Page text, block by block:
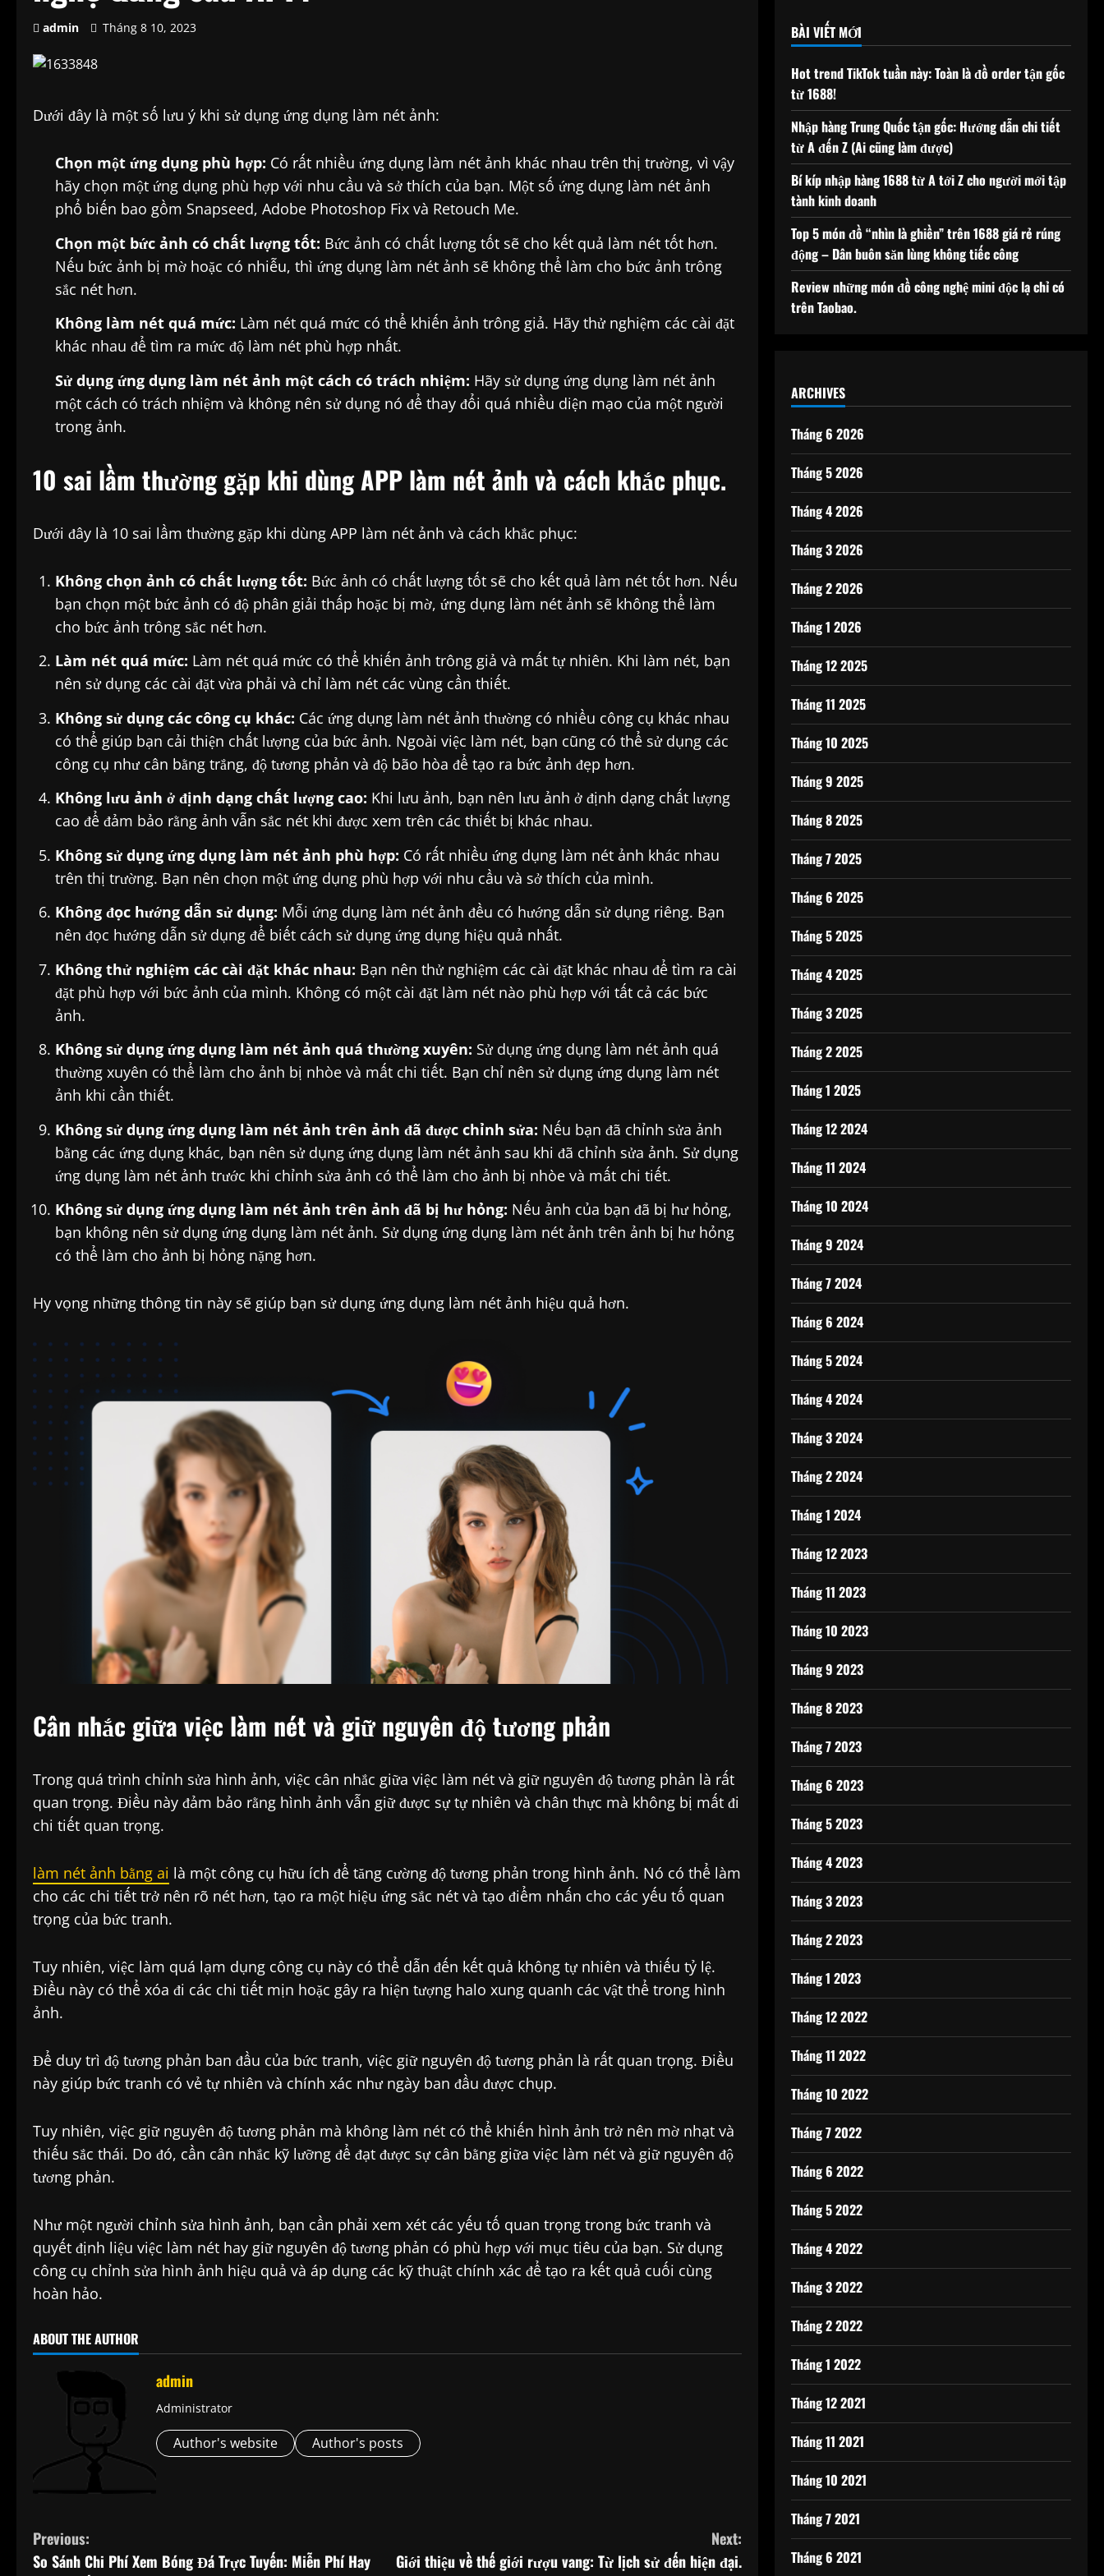
admin Tháng 8 10, 2023
Dưới đây là một số lưu ý khi sử dụng ứng dụng làm nét ảnh:
Chọn một ứng dụng phù hợp: Có rất nhiều ứng dụng làm nét ảnh khác nhau trên thị trường, vì vậy
hãy chọn một ứng dụng phù hợp với nhu cầu và sở thích của bạn. Một số ứng dụng làm nét ảnh
phổ biến bao gồm Snapseed, Adobe Photoshop Fix và Retouch Me.
Chọn một bức ảnh có chất lượng tốt: Bức ảnh có chất lượng tốt sẽ cho kết quả làm nét tốt hơn.
Nếu bức ảnh bị mờ hoặc có nhiễu, thì ứng dụng làm nét ảnh sẽ không thể làm cho bức ảnh trông
sắc nét hơn.
Không làm nét quá mức: Làm nét quá mức có thể khiến ảnh trông giả. Hãy thử nghiệm các cài đặt
khác nhau để tìm ra mức độ làm nét phù hợp nhất.
Sử dụng ứng dụng làm nét ảnh một cách có trách nhiệm: Hãy sử dụng ứng dụng làm nét ảnh
một cách có trách nhiệm và không nên sử dụng nó để thay đổi quá nhiều diện mạo của một người
trong ảnh.
10 sai lầm thường gặp khi dùng APP làm nét ảnh và cách khắc phục.
Dưới đây là 10 sai lầm thường gặp khi dùng APP làm nét ảnh và cách khắc phục:
Không chọn ảnh có chất lượng tốt: Bức ảnh có chất lượng tốt sẽ cho kết quả làm nét tốt hơn. Nếu
bạn chọn một bức ảnh có độ phân giải thấp hoặc bị mờ, ứng dụng làm nét ảnh sẽ không thể làm
cho bức ảnh trông sắc nét hơn.
Làm nét quá mức: Làm nét quá mức có thể khiến ảnh trông giả và mất tự nhiên. Khi làm nét, bạn
nên sử dụng các cài đặt vừa phải và chỉ làm nét các vùng cần thiết.
Không sử dụng các công cụ khác: Các ứng dụng làm nét ảnh thường có nhiều công cụ khác nhau
có thể giúp bạn cải thiện chất lượng của bức ảnh. Ngoài việc làm nét, bạn cũng có thể sử dụng các
công cụ như cân bằng trắng, độ tương phản và độ bão hòa để tạo ra bức ảnh đẹp hơn.
Không lưu ảnh ở định dạng chất lượng cao: Khi lưu ảnh, bạn nên lưu ảnh ở định dạng chất lượng
cao để đảm bảo rằng ảnh vẫn sắc nét khi được xem trên các thiết bị khác nhau.
Không sử dụng ứng dụng làm nét ảnh phù hợp: Có rất nhiều ứng dụng làm nét ảnh khác nhau
trên thị trường. Bạn nên chọn một ứng dụng phù hợp với nhu cầu và sở thích của mình.
Không đọc hướng dẫn sử dụng: Mỗi ứng dụng làm nét ảnh đều có hướng dẫn sử dụng riêng. Bạn
nên đọc hướng dẫn sử dụng để biết cách sử dụng ứng dụng hiệu quả nhất.
Không thử nghiệm các cài đặt khác nhau: Bạn nên thử nghiệm các cài đặt khác nhau để tìm ra cài
đặt phù hợp với bức ảnh của mình. Không có một cài đặt làm nét nào phù hợp với tất cả các bức
ảnh.
Không sử dụng ứng dụng làm nét ảnh quá thường xuyên: Sử dụng ứng dụng làm nét ảnh quá
thường xuyên có thể làm cho ảnh bị nhòe và mất chi tiết. Bạn chỉ nên sử dụng ứng dụng làm nét
ảnh khi cần thiết.
Không sử dụng ứng dụng làm nét ảnh trên ảnh đã được chỉnh sửa: Nếu bạn đã chỉnh sửa ảnh
bằng các ứng dụng khác, bạn nên sử dụng ứng dụng làm nét ảnh sau khi đã chỉnh sửa ảnh. Sử dụng
ứng dụng làm nét ảnh trước khi chỉnh sửa ảnh có thể làm cho ảnh bị nhòe và mất chi tiết.
Không sử dụng ứng dụng làm nét ảnh trên ảnh đã bị hư hỏng: Nếu ảnh của bạn đã bị hư hỏng,
bạn không nên sử dụng ứng dụng làm nét ảnh. Sử dụng ứng dụng làm nét ảnh trên ảnh bị hư hỏng
có thể làm cho ảnh bị hỏng nặng hơn.
Hy vọng những thông tin này sẽ giúp bạn sử dụng ứng dụng làm nét ảnh hiệu quả hơn.
Cân nhắc giữa việc làm nét và giữ nguyên độ tương phản
Trong quá trình chỉnh sửa hình ảnh, việc cân nhắc giữa việc làm nét và giữ nguyên độ tương phản là rất
quan trọng. Điều này đảm bảo rằng hình ảnh vẫn giữ được sự tự nhiên và chân thực mà không bị mất đi
chi tiết quan trọng.
làm nét ảnh bằng ai là một công cụ hữu ích để tăng cường độ tương phản trong hình ảnh. Nó có thể làm
cho các chi tiết trở nên rõ nét hơn, tạo ra một hiệu ứng sắc nét và tạo điểm nhấn cho các yếu tố quan
trọng của bức tranh.
Tuy nhiên, việc làm quá lạm dụng công cụ này có thể dẫn đến kết quả không tự nhiên và thiếu tỷ lệ.
Điều này có thể xóa đi các chi tiết mịn hoặc gây ra hiện tượng halo xung quanh các vật thể trong hình
ảnh.
Để duy trì độ tương phản ban đầu của bức tranh, việc giữ nguyên độ tương phản là rất quan trọng. Điều
này giúp bức tranh có vẻ tự nhiên và chính xác như ngày ban đầu được chụp.
Tuy nhiên, việc giữ nguyên độ tương phản mà không làm nét có thể khiến hình ảnh trở nên mờ nhạt và
thiếu sắc thái. Do đó, cần cân nhắc kỹ lưỡng để đạt được sự cân bằng giữa việc làm nét và giữ nguyên độ
tương phản.
Như một người chỉnh sửa hình ảnh, bạn cần phải xem xét các yếu tố quan trọng trong bức tranh và
quyết định liệu việc làm nét hay giữ nguyên độ tương phản có phù hợp với mục tiêu của bạn. Sử dụng
công cụ chỉnh sửa hình ảnh hiệu quả và áp dụng các kỹ thuật chính xác để tạo ra kết quả cuối cùng
hoàn hảo.
ABOUT THE AUTHOR
admin
Administrator
Author's website Author's posts
C
Previous:
So Sánh Chi Phí Xem Bóng Đá Trực Tuyến: Miễn Phí Hay
Next:
Giới thiệu về thế giới rượu vang: Từ lịch sử đến hiện đại.
BÀI VIẾT MỚI
Hot trend TikTok tuần này: Toàn là đồ order tận gốc
từ 1688!
Nhập hàng Trung Quốc tận gốc: Hướng dẫn chi tiết
từ A đến Z (Ai cũng làm được)
Bí kíp nhập hàng 1688 từ A tới Z cho người mới tập
tành kinh doanh
Top 5 món đồ “nhìn là ghiền” trên 1688 giá rẻ rúng
động – Dân buôn săn lùng không tiếc công
Review những món đồ công nghệ mini độc lạ chỉ có
trên Taobao.
ARCHIVES
Tháng 6 2026
Tháng 5 2026
Tháng 4 2026
Tháng 3 2026
Tháng 2 2026
Tháng 1 2026
Tháng 12 2025
Tháng 11 2025
Tháng 10 2025
Tháng 9 2025
Tháng 8 2025
Tháng 7 2025
Tháng 6 2025
Tháng 5 2025
Tháng 4 2025
Tháng 3 2025
Tháng 2 2025
Tháng 1 2025
Tháng 12 2024
Tháng 11 2024
Tháng 10 2024
Tháng 9 2024
Tháng 7 2024
Tháng 6 2024
Tháng 5 2024
Tháng 4 2024
Tháng 3 2024
Tháng 2 2024
Tháng 1 2024
Tháng 12 2023
Tháng 11 2023
Tháng 10 2023
Tháng 9 2023
Tháng 8 2023
Tháng 7 2023
Tháng 6 2023
Tháng 5 2023
Tháng 4 2023
Tháng 3 2023
Tháng 2 2023
Tháng 1 2023
Tháng 12 2022
Tháng 11 2022
Tháng 10 2022
Tháng 7 2022
Tháng 6 2022
Tháng 5 2022
Tháng 4 2022
Tháng 3 2022
Tháng 2 2022
Tháng 1 2022
Tháng 12 2021
Tháng 11 2021
Tháng 10 2021
Tháng 7 2021
Tháng 6 2021